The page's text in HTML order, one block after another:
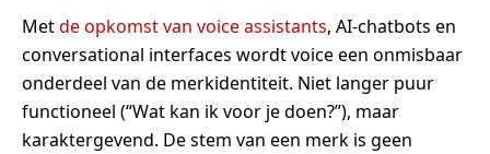
Metde opkomst van voice assistants, AI-chatbots en
conversational interfaces wordt voice een onmisbaar
onderdeel van de merkidentiteit. Niet langer puur
functioneel (“Wat kan ik voor je doen?”), maar
karaktergevend. De stem van een merk is geen